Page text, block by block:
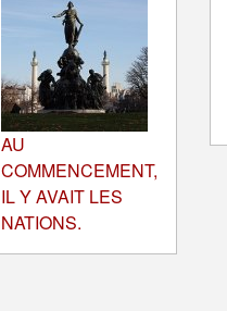
AU
COMMENCEMENT,
IL Y AVAIT LES
NATIONS.